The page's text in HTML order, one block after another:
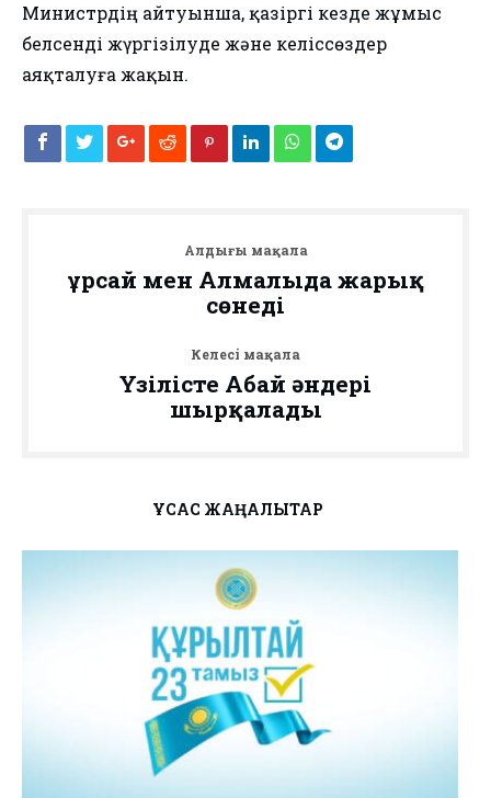
Министрдің айтуынша, қазіргі кезде жұмыс
белсенді жүргізілуде және келіссөздер
аяқталуға жақын.
Алдыңғы мақала
Құрсай мен Алмалыда жарық
сөнеді
Келесі мақала
Үзілісте Абай әндері
шырқалады
ҰҚСАС ЖАҢАЛЫҚТАР